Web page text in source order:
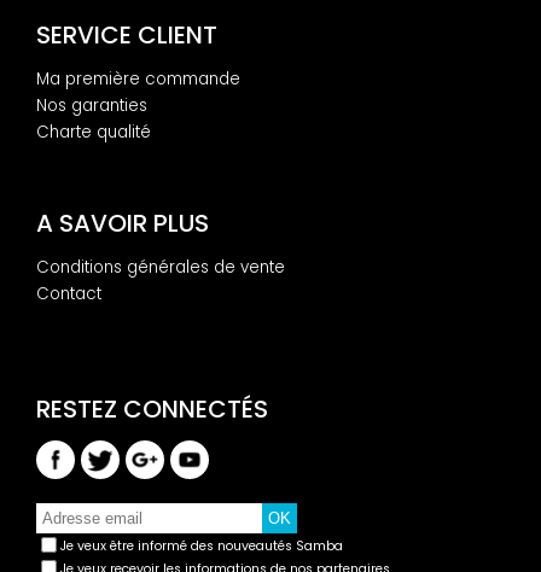
SERVICE CLIENT
Ma première commande
Nos garanties
Charte qualité
A SAVOIR PLUS
Conditions générales de vente
Contact
Je veux être informé des nouveautés Samba